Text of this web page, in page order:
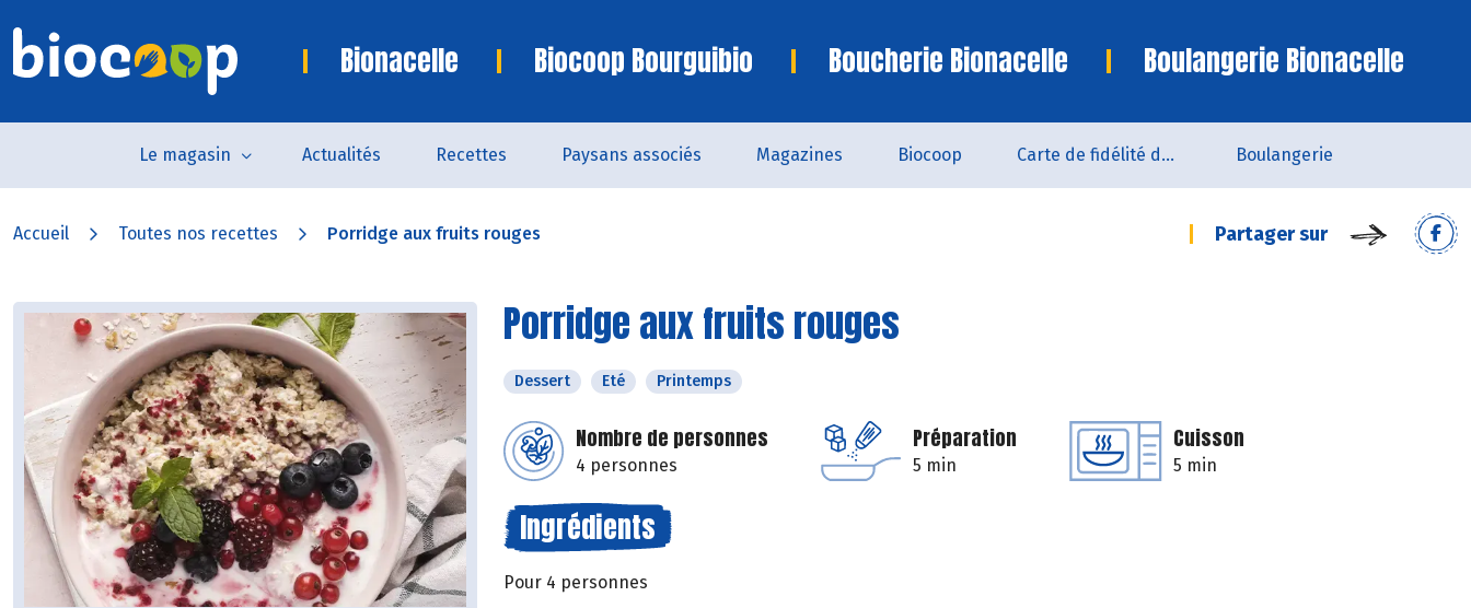
Bionacelle Biocoop Bourguibio Boucherie Bionacelle Boulangerie Bionacelle
Le magasin Actualités Recettes Paysans associés Magazines Biocoop Carte de fidélité du magasin Boulangerie
Accueil Toutes nos recettes Porridge aux fruits rouges Partager sur
Porridge aux fruits rouges
Dessert Eté Printemps
Nombre de personnes
4 personnes
Préparation
5 min
Cuisson
5 min
Ingrédients
Pour 4 personnes